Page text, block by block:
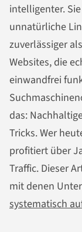
intelligenter.
unnatürliche
zuverlässiger
Websites, die
einwandfrei
das:
Tricks. Wer
profitiert über
Traffic. Dieser
mit denen
systematisch